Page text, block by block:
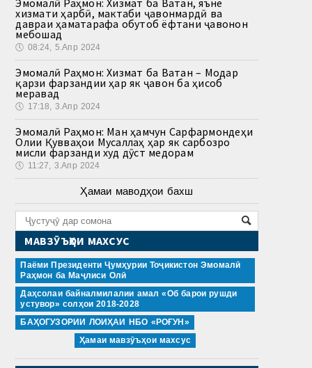
Эмомалӣ Раҳмон: Хизмат ба Ватан, яъне
хизмати ҳарбӣ, мактаби ҷавонмардӣ ва
давраи ҳаматарафа обутоб ёфтани ҷавонон
мебошад
🕔 08:24, 5.Апр 2024
Эмомалӣ Раҳмон: Хизмат ба Ватан – Модар
қарзи фарзандии ҳар як ҷавон ба ҳисоб
меравад
🕔 17:18, 3.Апр 2024
Эмомалӣ Раҳмон: Ман ҳамчун Сарфармондеҳи
Олии Қувваҳои Мусаллаҳ ҳар як сарбозро
мисли фарзанди худ дӯст медорам
🕔 11:27, 3.Апр 2024
Ҳамаи маводҳои бахш
МАВЗӮЪҲОИ МАХСУС
Паёми Президенти Ҷумҳурии Тоҷикистон Эмомалӣ
Раҳмон ба Маҷлиси Олӣ
Даҳсолаи байналмилалии амал «Об барои рушди
устувор» солҳои 2018-2028
БАҲОГУЗОРИИ ЛОИҲАИ НБО «РОҒУН»
Ҳамаи мавзӯъҳои махсус